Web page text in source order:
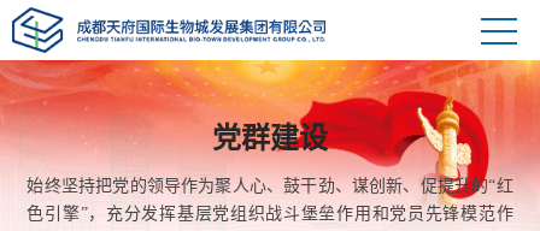
党群建设
始终坚持把党的领导作为聚人心、鼓干劲、谋创新、促提升的“红
色引擎”，充分发挥基层党组织战斗堡垒作用和党员先锋模范作